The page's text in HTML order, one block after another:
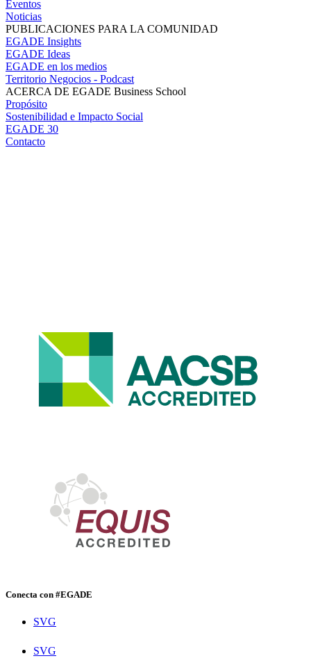
Eventos
Noticias
PUBLICACIONES PARA LA COMUNIDAD
EGADE Insights
EGADE Ideas
EGADE en los medios
Territorio Negocios - Podcast
ACERCA DE EGADE Business School
Propósito
Sostenibilidad e Impacto Social
EGADE 30
Contacto
Conecta con #EGADE
SVG
SVG